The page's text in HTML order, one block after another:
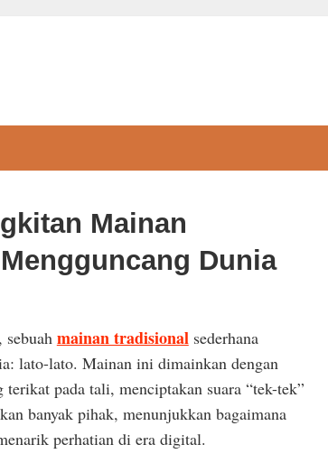
Mainan
Dunia
mainan tradisional sederhana
lato-lato. Mainan ini dimainkan dengan
pada tali, menciptakan suara “tek-tek”
banyak pihak, menunjukkan bagaimana
perhatian di era digital.